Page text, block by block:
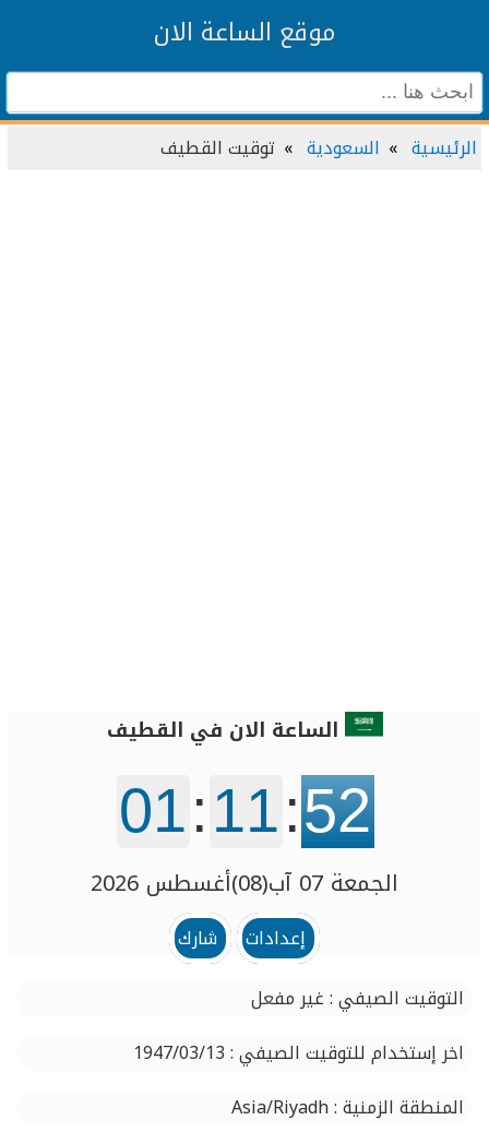
موقع الساعة الان
الرئيسية السعودية توقيت القطيف‎
الساعة الان في القطيف‎
01:11:52
الجمعة 07 آب(08)أغسطس 2026
إعدادات
شارك
التوقيت الصيفي : غير مفعل
اخر إستخدام للتوقيت الصيفي : 1947/03/13
المنطقة الزمنية : Asia/Riyadh